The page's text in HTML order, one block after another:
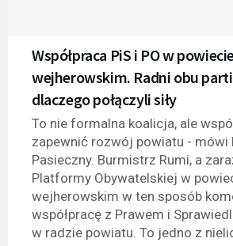
Współpraca PiS i PO w
wejherowskim. Radni obu
dlaczego połączyli siły
To nie formalna koalicja, ale
zapewnić rozwój powiatu - mówi
Pasieczny. Burmistrz Rumi, a
Platformy Obywatelskiej w
wejherowskim w ten sposób
współpracę z Prawem i
w radzie powiatu. To jedno z